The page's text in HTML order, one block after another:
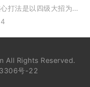
铠打野核心打法是以四级大招为强势分界，前期稳定刷野控河道资源过渡发育期
Rights Reserved.
号-22